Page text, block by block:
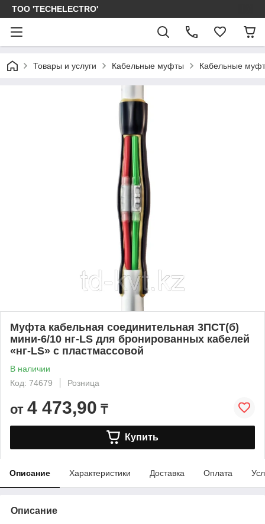
ТОО 'TECHELECTRO'
Товары и услуги Кабельные муфты Кабельные
Муфта кабельная соединительная 3ПСТ(б)
мини-6/10 нг-LS для бронированных кабелей
«нг-LS» с пластмассовой
В наличии
Код: 74679
Розница
от 4 473,90 ₸
Купить
Описание Характеристики Доставка Оплата
Описание